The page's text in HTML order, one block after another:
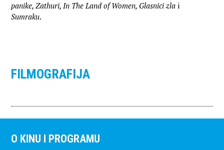
panike, Zathuri, In The Land of Women, Glasnici zla i
Sumraku.
FILMOGRAFIJA
O KINU I PROGRAMU